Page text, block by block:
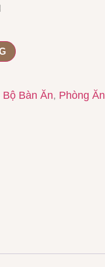
Bộ Bàn Ăn, Phòng Ăn